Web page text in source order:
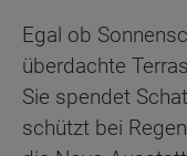
Egal ob
überdachte
Sie spendet
schützt bei